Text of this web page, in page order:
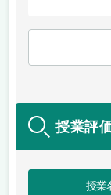
授業評
授業